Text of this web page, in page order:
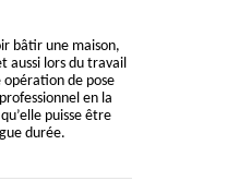
bâtir une maison,
aussi lors du travail
de pose
en la
puisse être
durée.